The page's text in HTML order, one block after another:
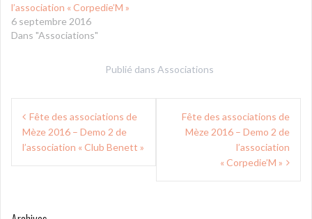
l’association « Corpedie’M »
6 septembre 2016
Dans "Associations"
Publié dans Associations
Navigation
de
l’article
Fête des associations de
Mèze 2016 – Demo 2 de
l’association « Club Benett »
Fête des associations de
Mèze 2016 – Demo 2 de
l’association
« Corpedie’M »